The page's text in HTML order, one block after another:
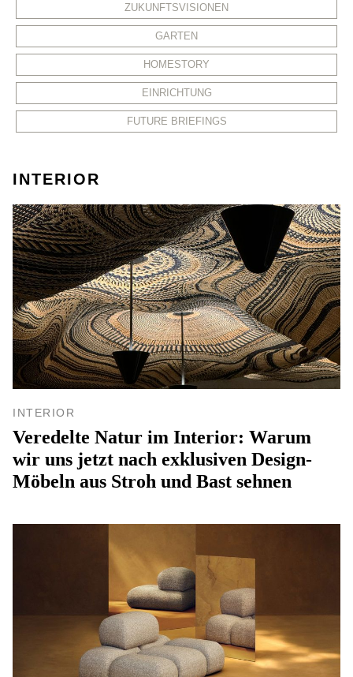
ZUKUNFTSVISIONEN
GARTEN
HOMESTORY
EINRICHTUNG
FUTURE BRIEFINGS
INTERIOR
INTERIOR
Veredelte Natur im Interior: Warum
wir uns jetzt nach exklusiven Design-
Möbeln aus Stroh und Bast sehnen